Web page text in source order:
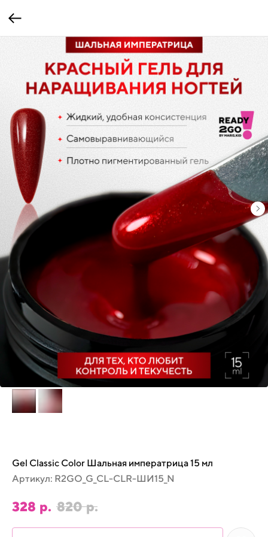
Gel Classic Color Шальная императрица 15 мл
Артикул: R2GO_G_CL-CLR-ШИ15_N
328 р. 820 р.